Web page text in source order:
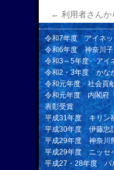
← 利用者さん
令和7年度 アイネッ
令和6年度 神奈川子
令和3～5年度 アイ
令和2・3年度 かな
令和元年度 社会貢
令和元年度 内閣府
表彰受賞
平成31年度 キリン
平成30年度 伊藤忠
平成29年度 神奈川
平成29年度 ニッセ
平成27・28年度 パ